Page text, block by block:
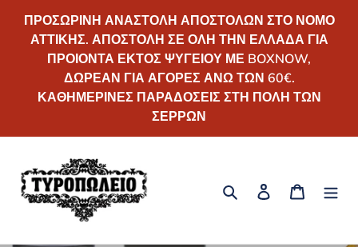
μετάβαση
περιεχόμενο
ΠΡΟΣΩΡΙΝΗ ΑΝΑΣΤΟΛΗ ΑΠΟΣΤΟΛΩΝ ΣΤΟ ΝΟΜΟ
ΑΤΤΙΚΗΣ. ΑΠΟΣΤΟΛΗ ΣΕ ΟΛΗ ΤΗΝ ΕΛΛΑΔΑ ΓΙΑ
ΠΡΟΙΟΝΤΑ ΕΚΤΟΣ ΨΥΓΕΙΟΥ ΜΕ BOXNOW,
ΔΩΡΕΑΝ ΓΙΑ ΑΓΟΡΕΣ ΑΝΩ ΤΩΝ 60€.
ΚΑΘΗΜΕΡΙΝΕΣ ΠΑΡΑΔΟΣΕΙΣ ΣΤΗ ΠΟΛΗ ΤΩΝ
ΣΕΡΡΩΝ
ΑναζήτησηΣύνδεσηΚαλάθι